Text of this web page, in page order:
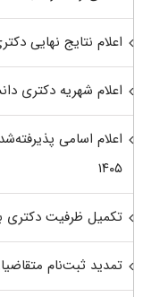
اعلام نتایج نهایی
اعلام شهریه دکتری
اعلام اسامی
۱۴۰۵
تکمیل ظرفیت دکتری
تمدید ثبت‌نام